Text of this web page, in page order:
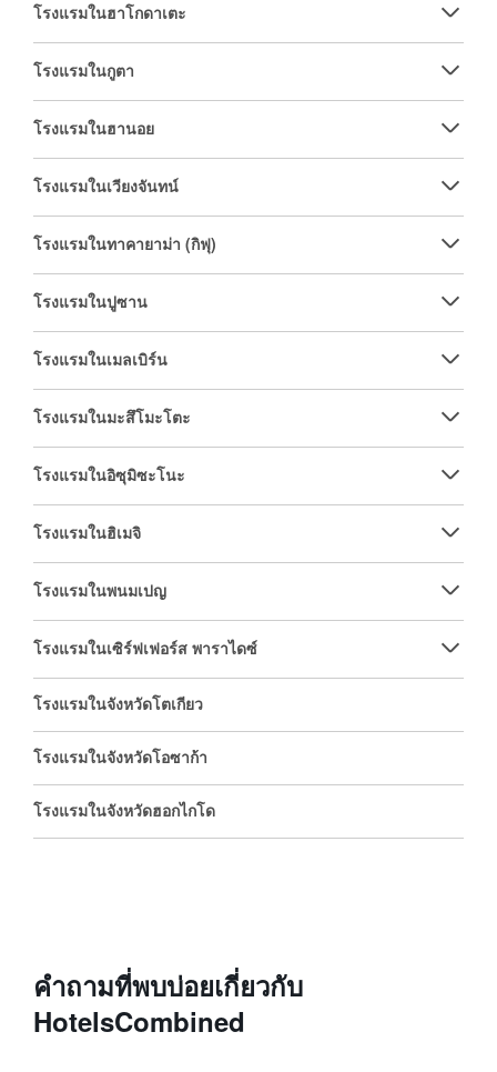
โรงแรมในฮาโกดาเตะ
โรงแรมในกูตา
โรงแรมในฮานอย
โรงแรมในเวียงจันทน์
โรงแรมในทาคายาม่า (กิฟุ)
โรงแรมในปูซาน
โรงแรมในเมลเบิร์น
โรงแรมในมะสึโมะโตะ
โรงแรมในอิซุมิซะโนะ
โรงแรมในฮิเมจิ
โรงแรมในพนมเปญ
โรงแรมในเซิร์ฟเฟอร์ส พาราไดซ์
โรงแรมในจังหวัดโตเกียว
โรงแรมในจังหวัดโอซาก้า
โรงแรมในจังหวัดฮอกไกโด
คำถามที่พบบ่อยเกี่ยวกับ
HotelsCombined